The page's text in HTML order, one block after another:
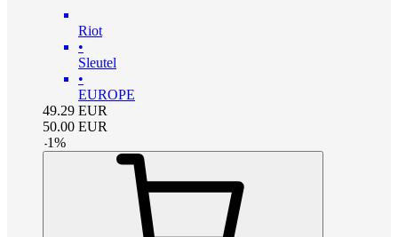
Riot
•
Sleutel
•
EUROPE
49.29 EUR
50.00 EUR
-1%